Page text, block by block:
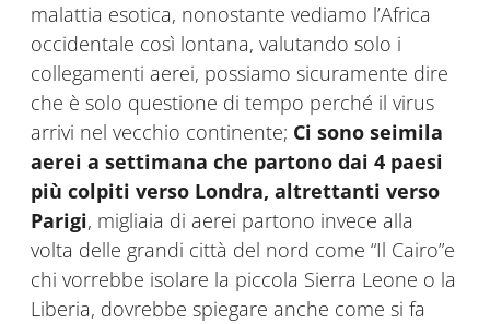
malattia esotica, nonostante vediamo l’Africa
occidentale così lontana, valutando solo i
collegamenti aerei, possiamo sicuramente dire
che è solo questione di tempo perché il virus
arrivi nel vecchio continente; Ci sono seimila
aerei a settimana che partono dai 4 paesi
più colpiti verso Londra, altrettanti verso
Parigi, migliaia di aerei partono invece alla
volta delle grandi città del nord come “Il Cairo”e
chi vorrebbe isolare la piccola Sierra Leone o la
Liberia, dovrebbe spiegare anche come si fa